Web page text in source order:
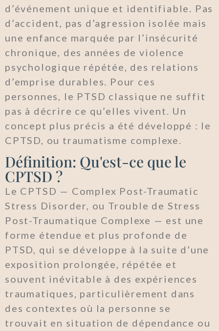
d’événement unique et identifiable. Pas
d’accident, pas d’agression isolée mais
une enfance marquée par l’insécurité
chronique, des années de violence
psychologique répétée, des relations
d’emprise durables. Pour ces
personnes, le PTSD classique ne suffit
pas à décrire ce qu’elles vivent. Un
concept plus précis a été développé : le
CPTSD, ou traumatisme complexe.
Définition: Qu'est-ce que le
CPTSD ?
Le CPTSD — Complex Post-Traumatic
Stress Disorder, ou Trouble de Stress
Post-Traumatique Complexe — est une
forme étendue et plus profonde de
PTSD, qui se développe à la suite d’une
exposition prolongée, répétée et
souvent inévitable à des expériences
traumatiques, particulièrement dans
des contextes où la personne se
trouvait en situation de dépendance ou